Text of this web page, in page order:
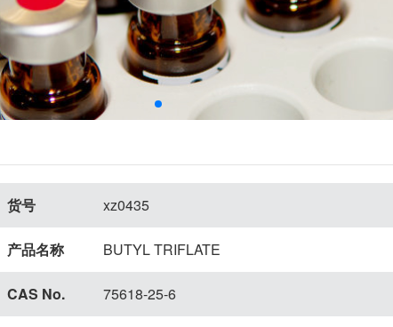
货号 xz0435
产品名称 BUTYL TRIFLATE
CAS No. 75618-25-6